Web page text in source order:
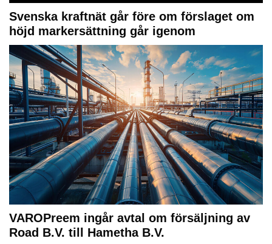
Svenska kraftnät går före om förslaget om
höjd markersättning går igenom
VAROPreem ingår avtal om försäljning av
Road B.V. till Hametha B.V.